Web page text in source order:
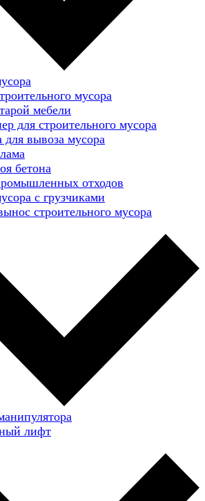
мусора
мебели
для строительного мусора
вывоза мусора
бетона
отходов
с грузчиками
строительного мусора
лифт